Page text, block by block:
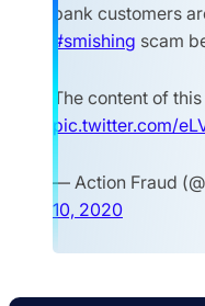
bank customers
#smishing scam
The content of
pic.twitter.com/
— Action Fraud
10, 2020